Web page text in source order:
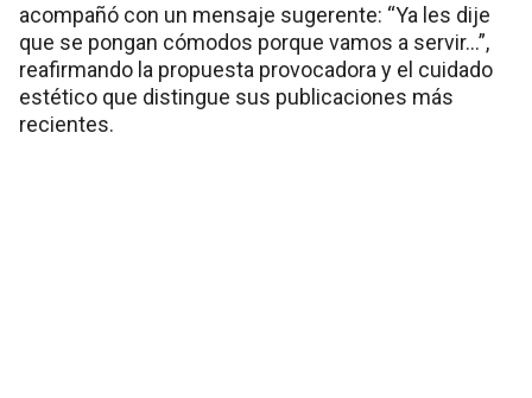
acompañó con un mensaje sugerente: “Ya les dije
que se pongan cómodos porque vamos a servir…”,
reafirmando la propuesta provocadora y el cuidado
estético que distingue sus publicaciones más
recientes.